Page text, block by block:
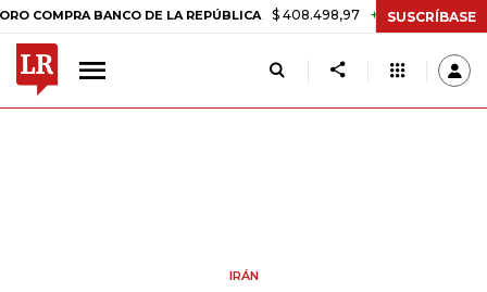
BANCO DE LA REPÚBLICA $ 408.498,97 +$ 8.753,81 +2,19%
SUSCRÍBASE
IRÁN